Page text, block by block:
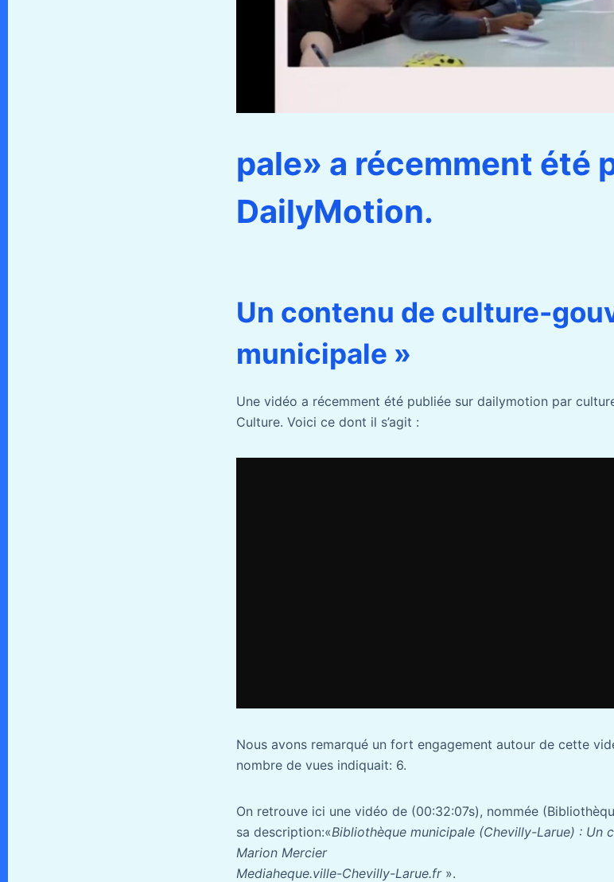
pale» a récemment été
DailyMotion.
Un contenu de culture-
municipale »
Une vidéo a récemment été publiée sur dailymotion par
Culture. Voici ce dont il s’agit :
Nous avons remarqué un fort engagement autour de cette
nombre de vues indiquait: 6.
On retrouve ici une vidéo de (00:32:07s), nommée
sa description:«Bibliothèque municipale (Chevilly-Larue) : Un
Marion Mercier
Mediaheque.ville-Chevilly-Larue.fr».